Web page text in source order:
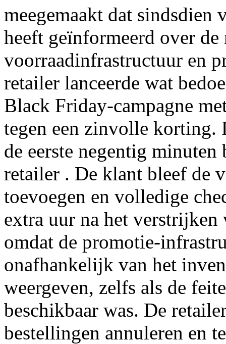
meegemaakt dat sindsdien
heeft geïnformeerd over de
voorraadinfrastructuur en
retailer lanceerde wat
Black Friday-campagne
tegen een zinvolle korting.
de eerste negentig
retailer . De klant bleef de
toevoegen en volledige
extra uur na het
omdat de promotie-
onafhankelijk van het
weergeven, zelfs als de
beschikbaar was. De
bestellingen annuleren en